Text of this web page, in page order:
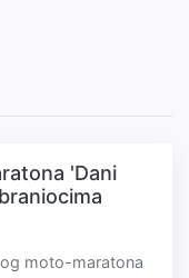
'Dani
moto-maratona